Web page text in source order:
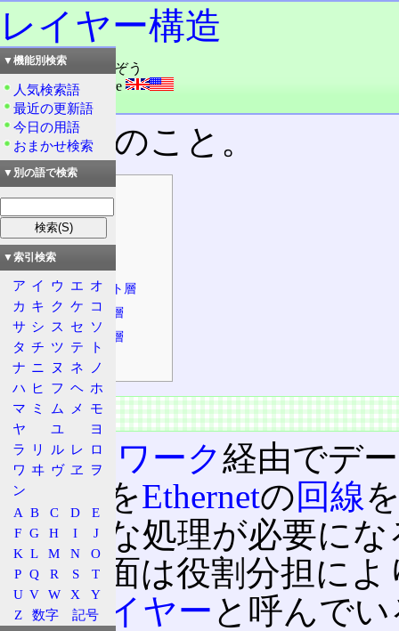
レイヤー構造
読み：レイヤこうぞう
外語：layer structure
品詞：名詞
層構造のこと。
概要
通信の流れ
上位層
トランスポート層
ネットワーク層
データリンク層
物理層
概要
ネットワーク経由でデ
データをEthernetの回線
すような処理が必要に
ド的な面は役割分担に
れをレイヤー と呼んで
▼機能別検索
人気検索語
最近の更新語
今日の用語
おまかせ検索
▼別の語で検索
▼索引検索
ア イ ウ エ オ
カ キ ク ケ コ
サ シ ス セ ソ
タ チ ツ テ
ト
ナ ニ ヌ ネ
ノ
ハ ヒ フ ヘ ホ
マ ミ ム メ
モ
ヤ
ユ
ヨ
ラ
リ ル レ ロ
ワ ヰ ヴ ヱ
ヲ
ン
A B C D
E
F G H I
J
K L M N
O
P Q R S
T
U V W X
Y
Z
数字 記号